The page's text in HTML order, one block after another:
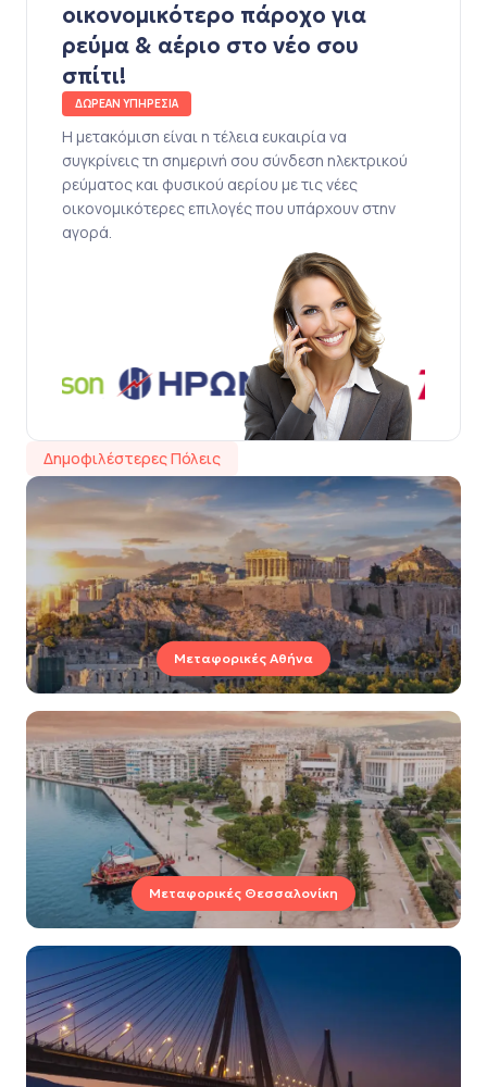
οικονομικότερο πάροχο για
ρεύμα & αέριο στο νέο σου
σπίτι!
ΔΩΡΕΑΝ ΥΠΗΡΕΣΙΑ
Η μετακόμιση είναι η τέλεια ευκαιρία να
συγκρίνεις τη σημερινή σου σύνδεση ηλεκτρικού
ρεύματος και φυσικού αερίου με τις νέες
οικονομικότερες επιλογές που υπάρχουν στην
αγορά.
Δημοφιλέστερες Πόλεις
Μεταφορικές Αθήνα
Μεταφορικές Θεσσαλονίκη